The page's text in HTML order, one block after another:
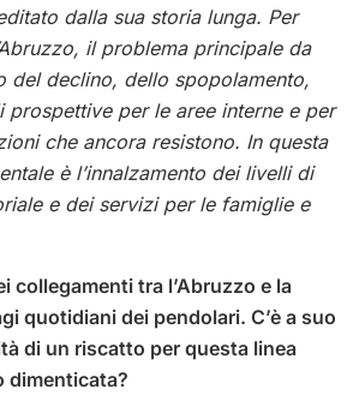
dalla sua storia lunga. Per
il problema principale da
del declino, dello spopolamento,
prospettive per le aree interne e per
che ancora resistono. In questa
è l’innalzamento dei livelli di
e dei servizi per le famiglie e
collegamenti tra l’Abruzzo e la
quotidiani dei pendolari. C’è a suo
di un riscatto per questa linea
dimenticata?